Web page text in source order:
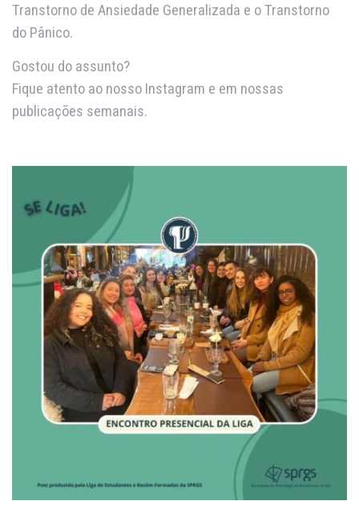
Transtorno de Ansiedade Generalizada e o Transtorno
do Pânico.
Gostou do assunto?
Fique atento ao nosso Instagram e em nossas
publicações semanais.